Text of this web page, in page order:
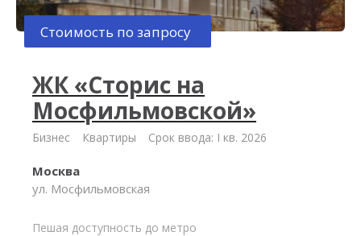
Стоимость по запросу
ЖК «Сторис на
Мосфильмовской»
Бизнес Квартиры Срок ввода: I кв. 2026
Москва
ул. Мосфильмовская
Пешая доступность до метро